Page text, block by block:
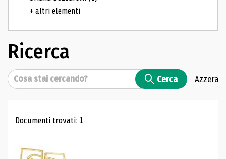
+ altri elementi
Ricerca
Cerca Cerca Azzera
Risultati di ricerca
Documenti trovati: 1